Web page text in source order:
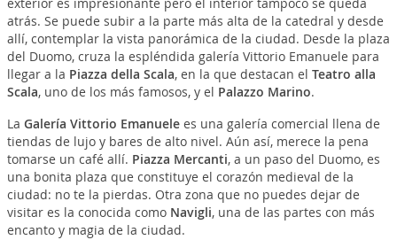
exterior es impresionante pero el interior tampoco se queda
atrás. Se puede subir a la parte más alta de la catedral y desde
allí, contemplar la vista panorámica de la ciudad. Desde la plaza
del Duomo, cruza la espléndida galería Vittorio Emanuele para
llegar a la Piazza della Scala, en la que destacan el Teatro alla
Scala, uno de los más famosos, y el Palazzo Marino.
La Galería Vittorio Emanuelees una galería comercial llena de
tiendas de lujo y bares de alto nivel. Aún así, merece la pena
tomarse un café allí. Piazza Mercanti, a un paso del Duomo, es
una bonita plaza que constituye el corazón medieval de la
ciudad: no te la pierdas. Otra zona que no puedes dejar de
visitar es la conocida como Navigli, una de las partes con más
encanto y magia de la ciudad.